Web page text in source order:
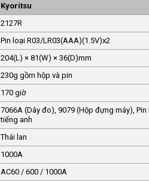
Kyoritsu
2127R
Pin loại R03/LR03(AAA)(1.5V)x2
204(L) × 81(W) × 36(D)mm
230g gồm hộp và pin
170 giờ
7066A (Dây đo), 9079 (Hộp đựng máy),
tiếng anh
Thái lan
1000A
AC60 / 600 / 1000A